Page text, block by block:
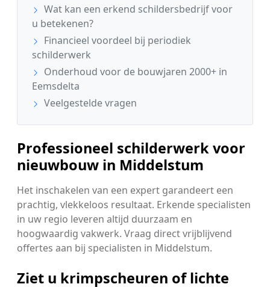
Wat kan een erkend schildersbedrijf voor
u betekenen?
Financieel voordeel bij periodiek
schilderwerk
Onderhoud voor de bouwjaren 2000+ in
Eemsdelta
Veelgestelde vragen
Professioneel schilderwerk voor
nieuwbouw in Middelstum
Het inschakelen van een expert garandeert een
prachtig, vlekkeloos resultaat. Erkende specialisten
in uw regio leveren altijd duurzaam en
hoogwaardig vakwerk. Vraag direct vrijblijvend
offertes aan bij specialisten in Middelstum.
Ziet u krimpscheuren of lichte